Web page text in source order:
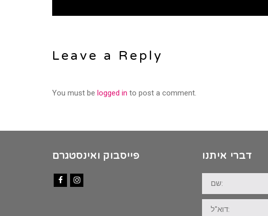
Leave a Reply
You must be logged in to post a comment.
פייסבוק ואינסטגרם דברי איתנו